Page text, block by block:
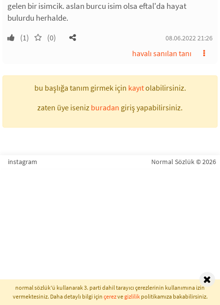
gelen bir isimcik. aslan burcu isim olsa eftal'da hayat
bulurdu herhalde.
(1) (0) 08.06.2022 21:26
havalı sanılan tanı
bu başlığa tanım girmek için kayıtolabilirsiniz.
zaten üye iseniz buradan giriş yapabilirsiniz.
instagram Normal Sözlük © 2026
normal sözlük'ü kullanarak 3. parti dahil tarayıcı çerezlerinin kullanımına izin
vermektesiniz. Daha detaylı bilgi için çerezvegizlilikpolitikamıza bakabilirsiniz.